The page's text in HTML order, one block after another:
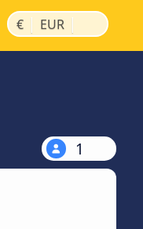
€ | EUR |
1